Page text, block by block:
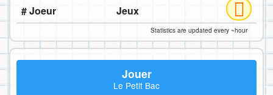
# Joeur Jeux
Statistics are updated every ~hour
Jouer
Le Petit Bac